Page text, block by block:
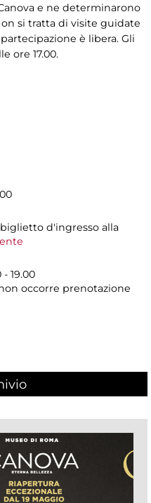
e ne determinarono
si tratta di visite guidate
è libera. Gli
ore 17.00.
d'ingresso alla
19.00
occorre prenotazione